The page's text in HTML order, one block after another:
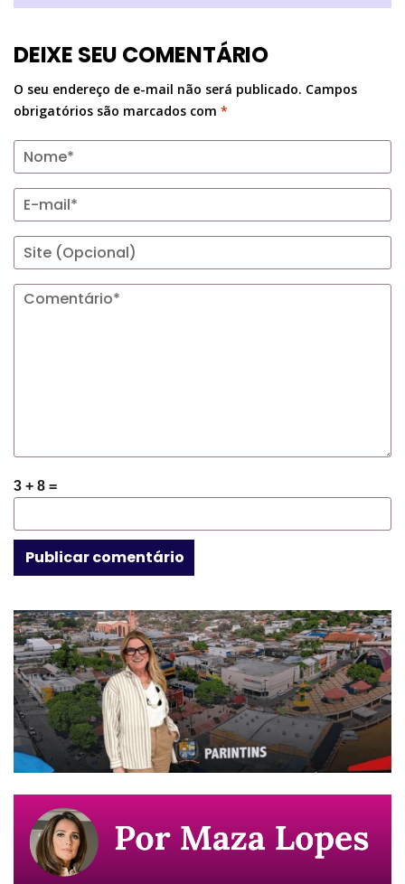
DEIXE SEU COMENTÁRIO
O seu endereço de e-mail não será publicado. Campos
obrigatórios são marcados com *
3 + 8 =